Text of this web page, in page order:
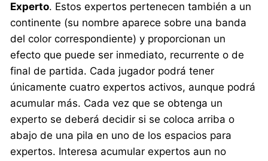
Experto. Estos expertos pertenecen también a un
continente (su nombre aparece sobre una banda
del color correspondiente) y proporcionan un
efecto que puede ser inmediato, recurrente o de
final de partida. Cada jugador podrá tener
únicamente cuatro expertos activos, aunque podrá
acumular más. Cada vez que se obtenga un
experto se deberá decidir si se coloca arriba o
abajo de una pila en uno de los espacios para
expertos. Interesa acumular expertos aun no